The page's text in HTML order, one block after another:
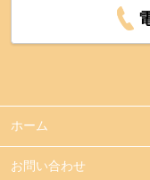
ホーム
お問い合わせ